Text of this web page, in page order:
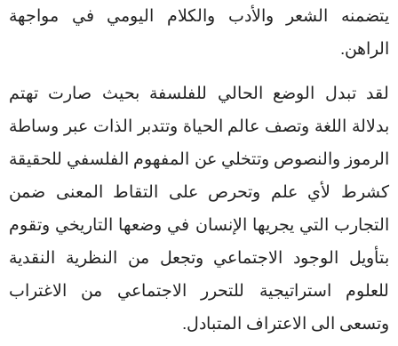
يتضمنه الشعر والأدب والكلام اليومي في مواجهة
الراهن.
لقد تبدل الوضع الحالي للفلسفة بحيث صارت تهتم
بدلالة اللغة وتصف عالم الحياة وتتدبر الذات عبر وساطة
الرموز والنصوص وتتخلي عن المفهوم الفلسفي للحقيقة
كشرط لأي علم وتحرص على التقاط المعنى ضمن
التجارب التي يجريها الإنسان في وضعها التاريخي وتقوم
بتأويل الوجود الاجتماعي وتجعل من النظرية النقدية
للعلوم استراتيجية للتحرر الاجتماعي من الاغتراب
وتسعى الى الاعتراف المتبادل.